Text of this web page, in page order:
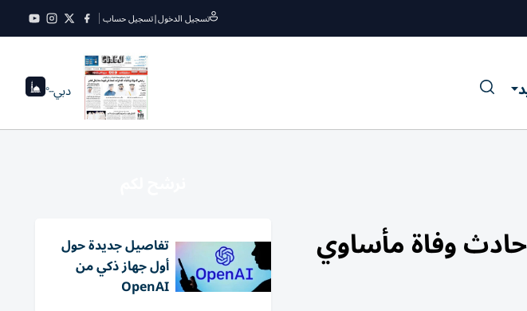
تسجيل الدخول|تسجيل حساب
دبي--°
وفاة مأساوي تفاصيل جديدة حول
أول جهاز ذكي من
OpenAI